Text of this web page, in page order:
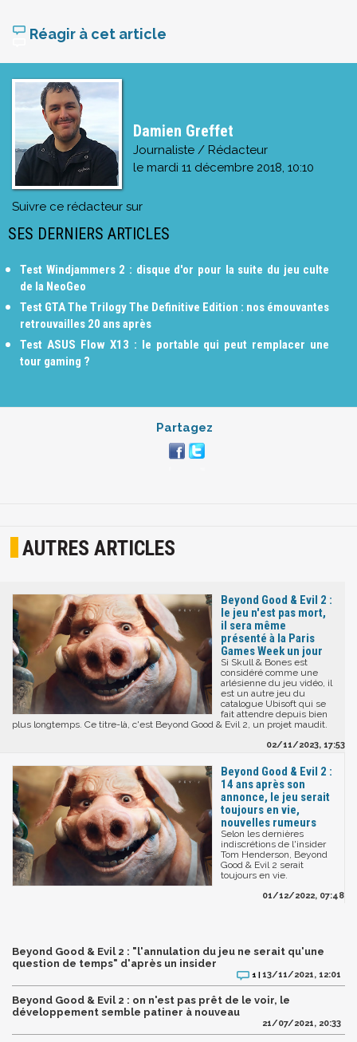
Réagir à cet article
Damien Greffet
Journaliste / Rédacteur
le mardi 11 décembre 2018, 10:10
Suivre ce rédacteur sur
SES DERNIERS ARTICLES
Test Windjammers 2 : disque d'or pour la suite du jeu culte
de la NeoGeo
Test GTA The Trilogy The Definitive Edition : nos émouvantes
retrouvailles 20 ans après
Test ASUS Flow X13 : le portable qui peut remplacer une
tour gaming ?
Partagez
AUTRES ARTICLES
Beyond Good & Evil 2 :
le jeu n'est pas mort,
il sera même
présenté à la Paris
Games Week un jour
Si Skull & Bones est
considéré comme une
arlésienne du jeu vidéo, il
est un autre jeu du
catalogue Ubisoft qui se
fait attendre depuis bien
plus longtemps. Ce titre-là, c'est Beyond Good & Evil 2, un projet maudit.
02/11/2023, 17:53
Beyond Good & Evil 2 :
14 ans après son
annonce, le jeu serait
toujours en vie,
nouvelles rumeurs
Selon les dernières
indiscrétions de l'insider
Tom Henderson, Beyond
Good & Evil 2 serait
toujours en vie.
01/12/2022, 07:48
Beyond Good & Evil 2 : "l'annulation du jeu ne serait qu'une
question de temps" d'après un insider
1 | 13/11/2021, 12:01
Beyond Good & Evil 2 : on n'est pas prêt de le voir, le
développement semble patiner à nouveau
21/07/2021, 20:33